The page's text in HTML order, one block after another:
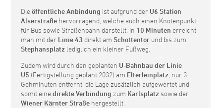
Dieöffentliche Anbindung ist aufgrund der U6 Station
Alserstraße hervorragend, welche auch einen Knotenpunkt
für Bus sowie Straßenbahn darstellt. In 10 Minuten erreicht
man mit der Linie 43 direkt am Schottentor und bis zum
Stephansplatz lediglich ein kleiner Fußweg.
Zudem wird durch den geplanten U-Bahnbau der Linie
U5 (Fertigstellung geplant 2032) am Elterleinplatz , nur 3
Gehminuten entfernt, die Lage zusätzlich aufgewertet und
somit einedirekte Verbindung zum Karlsplatz sowie der
Wiener Kärnter Straße hergestellt.